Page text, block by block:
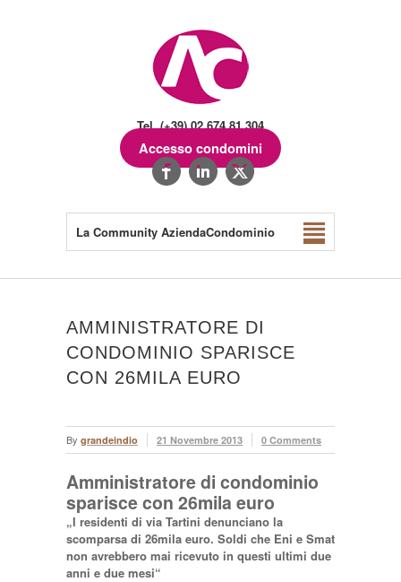
Tel. (+39) 02.674.81.304
Accesso condomini
La Community AziendaCondominio
AMMINISTRATORE DI
CONDOMINIO SPARISCE
CON 26MILA EURO
By grandeindio 21 Novembre 2013 0 Comments
Amministratore di condominio
sparisce con 26mila euro
„I residenti di via Tartini denunciano la
scomparsa di 26mila euro. Soldi che Eni e Smat
non avrebbero mai ricevuto in questi ultimi due
anni e due mesi“